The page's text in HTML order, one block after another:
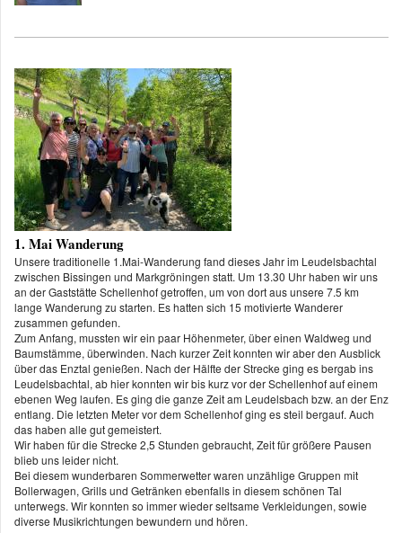
1. Mai Wanderung
Unsere traditionelle 1.Mai-Wanderung fand dieses Jahr im Leudelsbachtal
zwischen Bissingen und Markgröningen statt. Um 13.30 Uhrhaben wir uns
an der Gaststätte Schellenhof getroffen, um von dort aus unsere 7.5 km
lange Wanderung zu starten. Es hatten sich 15 motivierte Wanderer
zusammen gefunden.
Zum Anfang, mussten wir ein paar Höhenmeter, über einen Waldweg und
Baumstämme, überwinden. Nach kurzer Zeit konnten wir aber den Ausblick
über das Enztal genießen. Nach der Hälfte der Strecke ging es bergab ins
Leudelsbachtal, ab hier konnten wir bis kurz vor der Schellenhof auf einem
ebenen Weg laufen. Es ging die ganze Zeit am Leudelsbach bzw. an der Enz
entlang. Die letzten Meter vor dem Schellenhof ging es steil bergauf. Auch
das haben alle gut gemeistert.
Wir haben für die Strecke 2,5 Stunden gebraucht, Zeit für größere Pausen
blieb uns leider nicht.
Bei diesem wunderbaren Sommerwetter waren unzählige Gruppen mit
Bollerwagen, Grills und Getränken ebenfalls in diesem schönen Tal
unterwegs. Wir konnten so immer wieder seltsame Verkleidungen, sowie
diverse Musikrichtungen bewundern und hören.